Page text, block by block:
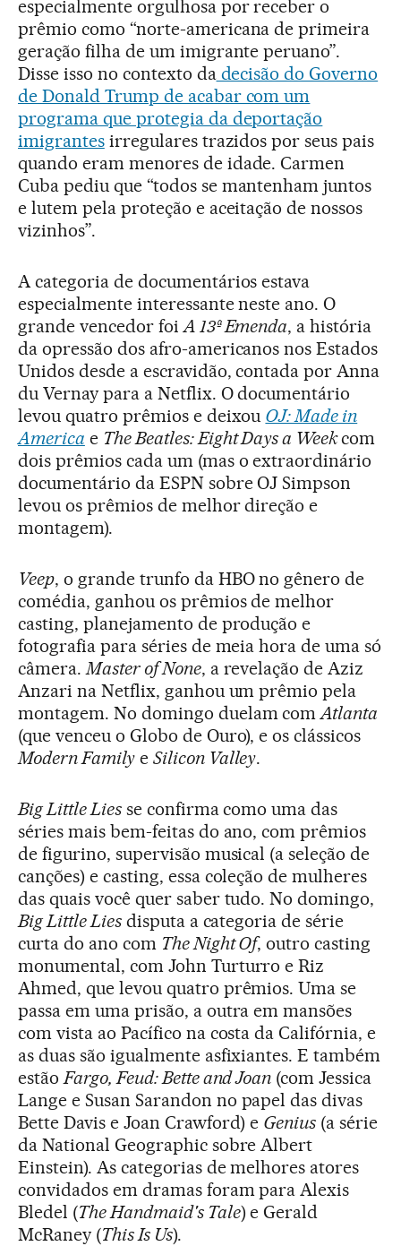
especialmente orgulhosa por receber o
prêmio como “norte-americana de primeira
geração filha de um imigrante peruano”.
Disse isso no contexto dadecisão do Governo
de Donald Trump de acabar com um
programa que protegia da deportação
imigrantesirregulares trazidos por seus pais
quando eram menores de idade. Carmen
Cuba pediu que “todos se mantenham juntos
e lutem pela proteção e aceitação de nossos
vizinhos”.
A categoria de documentários estava
especialmente interessante neste ano. O
grande vencedor foiA 13ª Emenda, a história
da opressão dos afro-americanos nos Estados
Unidos desde a escravidão, contada por Anna
du Vernay para a Netflix. O documentário
levou quatro prêmios e deixou OJ: Made in
America e The Beatles: Eight Days a Weekcom
dois prêmios cada um (mas o extraordinário
documentário da ESPN sobre OJ Simpson
levou os prêmios de melhor direção e
montagem).
Veep, o grande trunfo da HBO no gênero de
comédia, ganhou os prêmios de melhor
casting, planejamento de produção e
fotografia para séries de meia hora de uma só
câmera.Master of None, a revelação de Aziz
Anzari na Netflix, ganhou um prêmio pela
montagem. No domingo duelam comAtlanta
(que venceu o Globo de Ouro), e os clássicos
Modern Familye Silicon Valley.
Big Little Liesse confirma como uma das
séries mais bem-feitas do ano, com prêmios
de figurino, supervisão musical (a seleção de
canções) e casting, essa coleção de mulheres
das quais você quer saber tudo. No domingo,
Big Little Liesdisputa a categoria de série
curta do ano com The Night Of, outro casting
monumental, com John Turturro e Riz
Ahmed, que levou quatro prêmios. Uma se
passa em uma prisão, a outra em mansões
com vista ao Pacífico na costa da Califórnia, e
as duas são igualmente asfixiantes. E também
estãoFargo, Feud: Bette and Joan (com Jessica
Lange e Susan Sarandon no papel das divas
Bette Davis e Joan Crawford) e Genius (a série
da National Geographic sobre Albert
Einstein). As categorias de melhores atores
convidados em dramas foram para Alexis
Bledel (The Handmaid's Tale) e Gerald
McRaney (This Is Us).